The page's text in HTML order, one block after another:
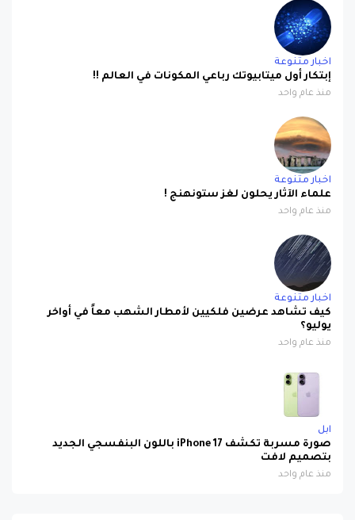
اخبار متنوعة
إبتكار أول ميتابيوتك رباعي المكونات في العالم !!
منذ عام واحد
اخبار متنوعة
علماء الآثار يحلون لغز ستونهنج !
منذ عام واحد
اخبار متنوعة
كيف تشاهد عرضين فلكيين لأمطار الشهب معاً في أواخر
يوليو؟
منذ عام واحد
ابل
صورة مسربة تكشف iPhone 17 باللون البنفسجي الجديد
بتصميم لافت
منذ عام واحد